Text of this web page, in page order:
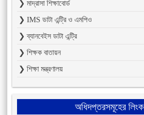
❯ মাদ্রাসা শিক্ষাবোর্ড
❯ IMS ডাটা এন্ট্রি ও এমপিও
❯ ব্যানবেইস ডাটা এন্ট্রি
❯ শিক্ষক বাতায়ন
❯ শিক্ষা মন্ত্রণালয়
অধিদপ্তরসমূহের লিংক